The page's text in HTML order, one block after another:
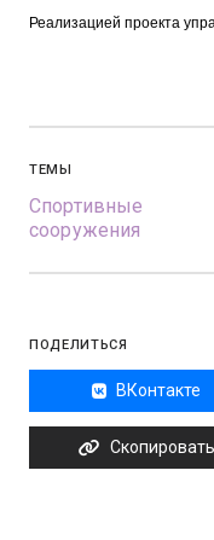
Реализацией проекта
ТЕМЫ
Спортивные
сооружения
ПОДЕЛИТЬСЯ
ВКонтакте
Скопировать